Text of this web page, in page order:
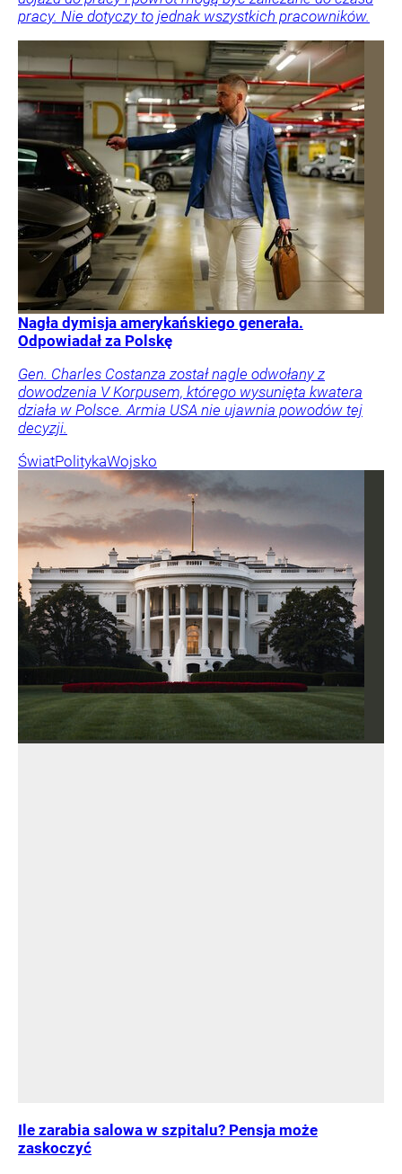
pracy. Nie dotyczy to jednak wszystkich pracowników.
Nagła dymisja amerykańskiego generała.
Odpowiadał za Polskę
Gen. Charles Costanza został nagle odwołany z
dowodzenia V Korpusem, którego wysunięta kwatera
działa w Polsce. Armia USA nie ujawnia powodów tej
decyzji.
ŚwiatPolitykaWojsko
Ile zarabia salowa w szpitalu? Pensja może
zaskoczyć